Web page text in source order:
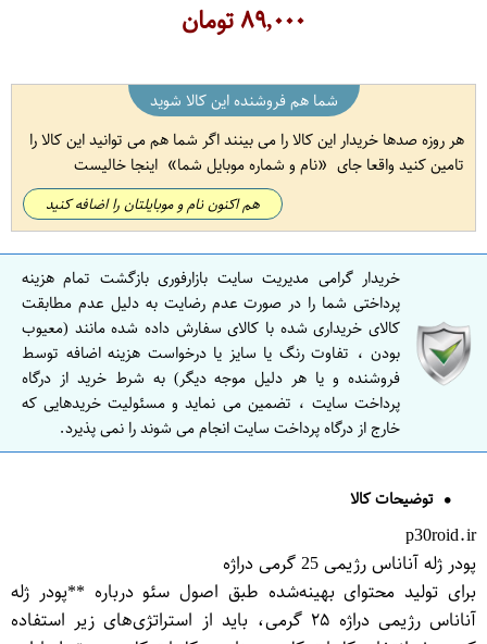
۸۹,۰۰۰تومان
شما هم فروشنده این کالا شوید
هر روزه صدها خریدار این کالا را می بینند اگر شما هم می توانید این کالا را
تامین کنید واقعا جای
نام و شماره موبایل شما اینجا خالیست
هم اکنون نام و موبایلتان را اضافه کنید
خریدار گرامی مدیریت سایت بازارفوری بازگشت تمام هزینه
پرداختی شما را در صورت عدم رضایت به دلیل عدم مطابقت
کالای خریداری شده با کالای سفارش داده شده مانند (معیوب
بودن ، تفاوت رنگ یا سایز یا درخواست هزینه اضافه توسط
فروشنده و یا هر دلیل موجه دیگر) به شرط خرید از درگاه
پرداخت سایت ، تضمین می نماید و مسئولیت خریدهایی که
خارج از درگاه پرداخت سایت انجام می شوند را نمی پذیرد.
توضیحات کالا
p30roid.ir
پودر ژله آناناس رژیمی 25 گرمی دراژه
برای تولید محتوای بهینه‌شده طبق اصول سئو درباره **پودر ژله
آناناس رژیمی دراژه ۲۵ گرمی، باید از استراتژی‌های زیر استفاده